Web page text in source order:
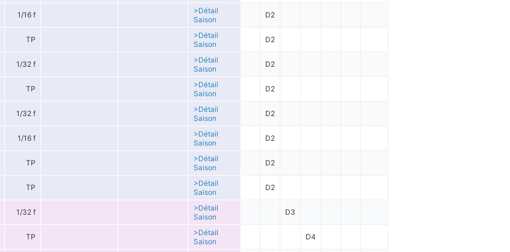
1/16 f
>Détail
Saison
D2
TP
>Détail
Saison
D2
1/32 f
>Détail
Saison
D2
TP
>Détail
Saison
D2
1/32 f
>Détail
Saison
D2
1/16 f
>Détail
Saison
D2
TP
>Détail
Saison
D2
TP
>Détail
Saison
D2
1/32 f
>Détail
Saison
D3
TP
>Détail
Saison
D4